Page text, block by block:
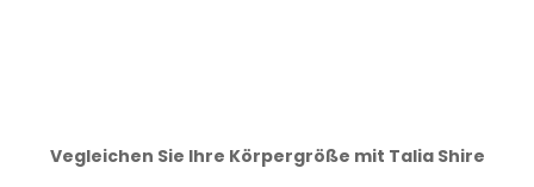
Vegleichen Sie Ihre Körpergröße mit Talia Shire